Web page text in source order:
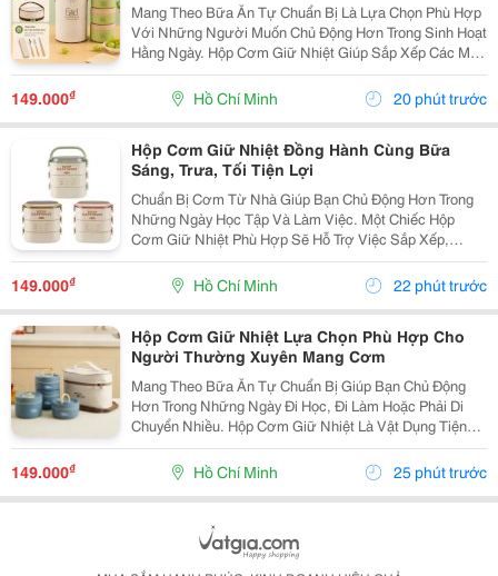
Mang Theo Bữa Ăn Tự Chuẩn Bị Là Lựa Chọn Phù Hợp
Với Những Người Muốn Chủ Động Hơn Trong Sinh Hoạt
Hằng Ngày. Hộp Cơm Giữ Nhiệt Giúp Sắp Xếp Các Món
Ăn Gọn Gàng, Thuận Tiện Mang Đến Trường, Văn
Phòng Hoặc Sử Dụng Trong Những Chuyến Đi. Chọn
Hộp Cơm...
149.000₫ Hồ Chí Minh 20 phút trước
Hộp Cơm Giữ Nhiệt Đồng Hành Cùng Bữa
Sáng, Trưa, Tối Tiện Lợi
Chuẩn Bị Cơm Từ Nhà Giúp Bạn Chủ Động Hơn Trong
Những Ngày Học Tập Và Làm Việc. Một Chiếc Hộp
Cơm Giữ Nhiệt Phù Hợp Sẽ Hỗ Trợ Việc Sắp Xếp,
Mang Theo Và Sử Dụng Bữa Ăn Thuận Tiện Hơn, Đặc
Biệt Với Những Người Thường Xuyên Ăn Trưa Bên
Ngoài. Chọn...
149.000₫ Hồ Chí Minh 22 phút trước
Hộp Cơm Giữ Nhiệt Lựa Chọn Phù Hợp Cho
Người Thường Xuyên Mang Cơm
Mang Theo Bữa Ăn Tự Chuẩn Bị Giúp Bạn Chủ Động
Hơn Trong Những Ngày Đi Học, Đi Làm Hoặc Phải Di
Chuyển Nhiều. Hộp Cơm Giữ Nhiệt Là Vật Dụng Tiện
Lợi, Giúp Sắp Xếp Các Món Ăn Gọn Gàng Và Phù Hợp
Với Nhiều Lịch Trình Trong Ngày. Lựa Chọn Số Ngăn
149.000₫ Hồ Chí Minh 25 phút trước